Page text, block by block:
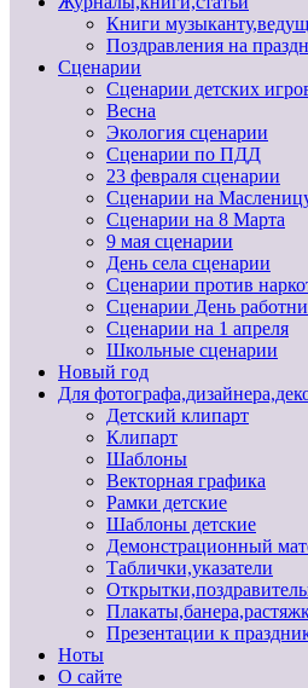
Книги
Поздравления на
Сценарии
Сценарии детских
Весна
Экология сценарии
Сценарии по ПДД
23 февраля сценарии
Сценарии на
Сценарии на 8 Марта
9 мая сценарии
День села сценарии
Сценарии против
Сценарии День
Сценарии на 1 апреля
Школьные сценарии
Новый год
Для
Детский клипарт
Клипарт
Шаблоны
Векторная графика
Рамки детские
Шаблоны детские
Демонстрационный
Таблички,указатели
Презентации к
Ноты
О сайте